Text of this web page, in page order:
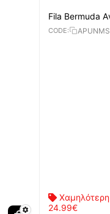
Fila Bermuda
CODE:
24.99€